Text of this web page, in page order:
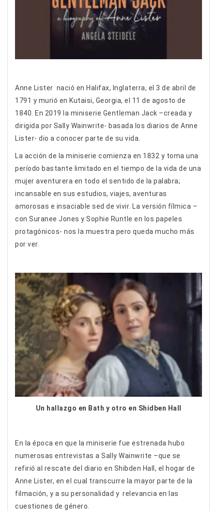
Anne Lister nació en Halifax, Inglaterra, el 3 de abril de
1791 y murió en Kutaisi, Georgia, el 11 de agosto de
1840. En 2019 la miniserie Gentleman Jack –creada y
dirigida por Sally Wainwrite- basada los diarios de Anne
Lister- dio a conocer parte de su vida.
La acción de la miniserie comienza en 1832 y toma una
período bastante limitado en el tiempo de la vida de una
mujer aventurera en todo el sentido de la palabra;
incansable en sus estudios, viajes, aventuras
amorosas e insaciable sed de vivir. La versión fílmica –
con Suranee Jones y Sophie Runtle en los papeles
protagónicos- nos la muestra pero queda mucho más
por ver.
Un hallazgo en Bath y otro en Shidben Hall
En la época en que la miniserie fue estrenada hubo
numerosas entrevistas a Sally Wainwrite –que se
refirió al rescate del diario en Shibden Hall, el hogar de
Anne Lister, en el cual transcurre la mayor parte de la
filmación, y a su personalidad y relevancia en las
cuestiones de género.